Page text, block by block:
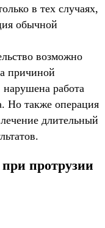
в тех случаях,
обычной
возможно
причиной
работа
Но также операция
длительный
протрузии